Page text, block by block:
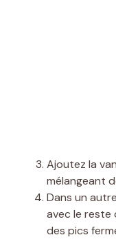
Ajoutez la
mélangeant
Dans un
avec le reste
des pics